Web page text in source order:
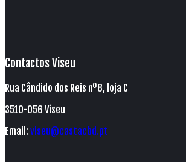
Contactos Viseu
Rua Cândido dos Reis nº8, loja C
3510-056 Viseu
Email: viseu@castacbd.pt